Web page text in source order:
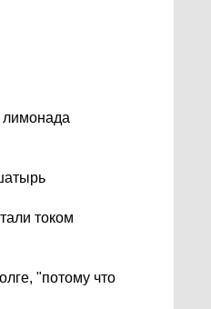
лимонада
током
"потому что